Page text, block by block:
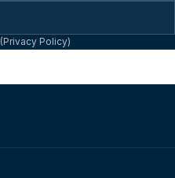
Policy)